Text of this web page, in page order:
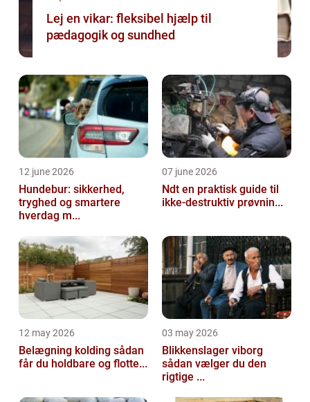
Lej en vikar: fleksibel hjælp til
pædagogik og sundhed
12 june 2026
Hundebur: sikkerhed,
tryghed og smartere
hverdag m...
07 june 2026
Ndt en praktisk guide til
ikke-destruktiv prøvnin...
12 may 2026
Belægning kolding sådan
får du holdbare og flotte...
03 may 2026
Blikkenslager viborg
sådan vælger du den
rigtige ...